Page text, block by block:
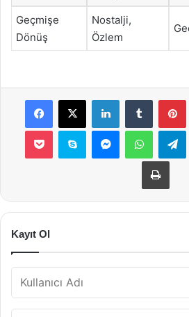
Geçmişe
Dönüş
Nostalji,
Özlem
Facebook
X LinkedInTumblr
Pocket Skype Messenger
Kayıt Ol